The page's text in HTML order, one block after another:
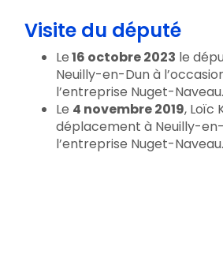
Visite du député
Le16 octobre 2023 le
Neuilly-en-Dun à
l’entreprise Nuget-Naveau.
Le 4 novembre 2019, Loïc
déplacement à Neuilly-
l’entreprise Nuget-Naveau.